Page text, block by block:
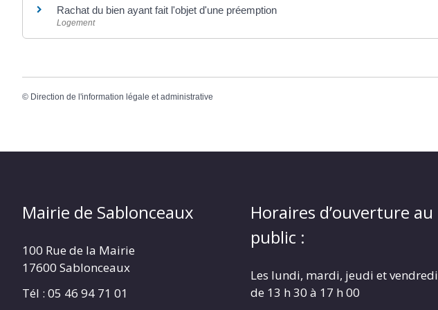
Rachat du bien ayant fait l'objet d'une préemption
Logement
© Direction de l'information légale et administrative
Mairie de Sablonceaux
100 Rue de la Mairie
17600 Sablonceaux
Tél : 05 46 94 71 01
Horaires d’ouverture au
public :
Les lundi, mardi, jeudi et vendredi
de 13 h 30 à 17 h 00